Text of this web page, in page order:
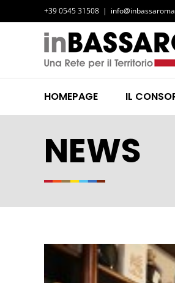
al
contenuto
+39 0545 31508 |
HOMEPAGE IL
NEWS
Ingrandisci
immagine